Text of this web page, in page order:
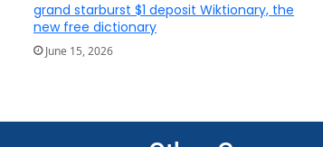
grand starburst $1 deposit Wiktionary, the
new free dictionary
June 15, 2026